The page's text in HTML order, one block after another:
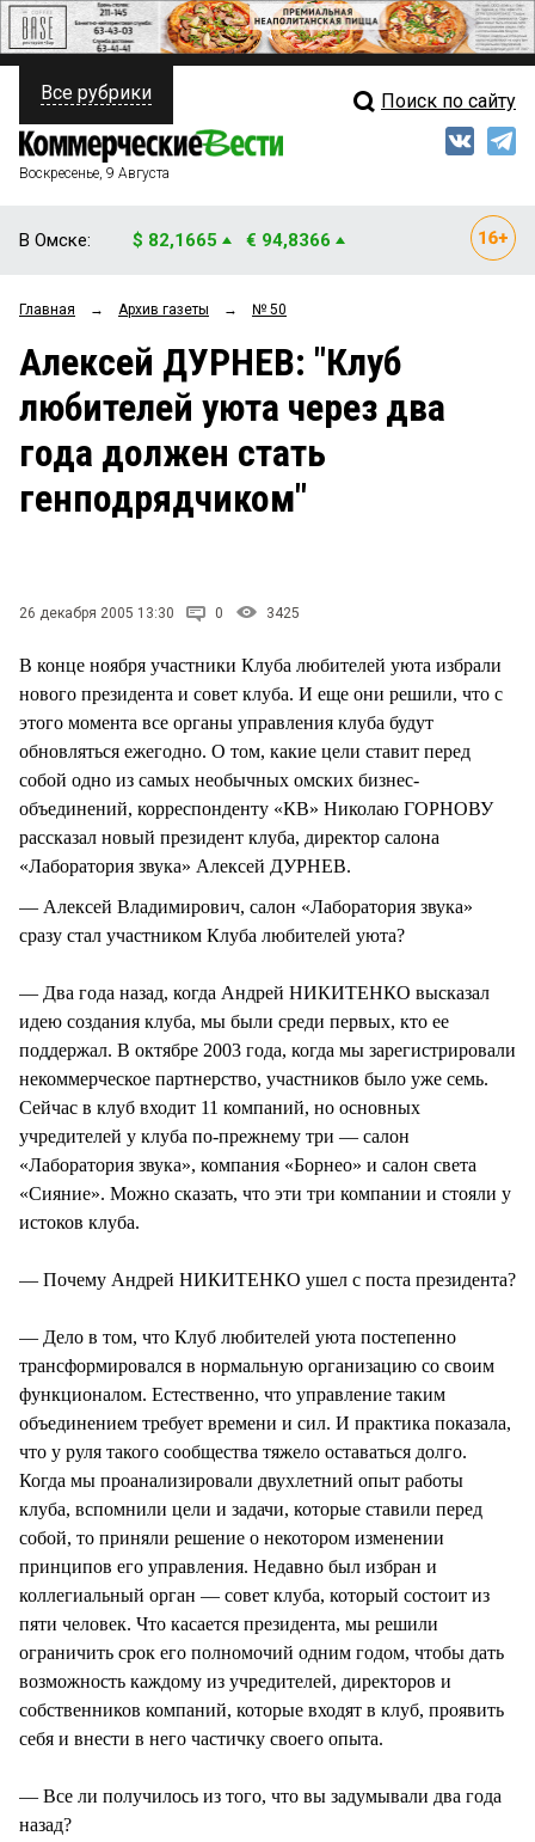
ПОЛИТИКА
ФИНАНСЫ
ОБЩЕСТВО
ЗАКОН
НОВОСТИ КОМПАНИЙ
Свежий выпуск
Рейтинги
Блоги
Архив
Все рубрики Поиск по сайту
Воскресенье, 9 Августа
В Омске: $ 82,1665 € 94,8366
Главная → Архив газеты → № 50
Алексей ДУРНЕВ: "Клуб
любителей уюта через два
года должен стать
генподрядчиком"
26 декабря 2005 13:30 0 3425
В конце ноября участники Клуба любителей уюта избрали
нового президента и совет клуба. И еще они решили, что с
этого момента все органы управления клуба будут
обновляться ежегодно. О том, какие цели ставит перед
собой одно из самых необычных омских бизнес-
объединений, корреспонденту «КВ» Николаю ГОРНОВУ
рассказал новый президент клуба, директор салона
«Лаборатория звука» Алексей ДУРНЕВ.
— Алексей Владимирович, салон «Лаборатория звука»
сразу стал участником Клуба любителей уюта?
— Два года назад, когда Андрей НИКИТЕНКО высказал
идею создания клуба, мы были среди первых, кто ее
поддержал. В октябре 2003 года, когда мы зарегистрировали
некоммерческое партнерство, участников было уже семь.
Сейчас в клуб входит 11 компаний, но основных
учредителей у клуба по-прежнему три — салон
«Лаборатория звука», компания «Борнео» и салон света
«Сияние». Можно сказать, что эти три компании и стояли у
истоков клуба.
— Почему Андрей НИКИТЕНКО ушел с поста президента?
— Дело в том, что Клуб любителей уюта постепенно
трансформировался в нормальную организацию со своим
функционалом. Естественно, что управление таким
объединением требует времени и сил. И практика показала,
что у руля такого сообщества тяжело оставаться долго.
Когда мы проанализировали двухлетний опыт работы
клуба, вспомнили цели и задачи, которые ставили перед
собой, то приняли решение о некотором изменении
принципов его управления. Недавно был избран и
коллегиальный орган — совет клуба, который состоит из
пяти человек. Что касается президента, мы решили
ограничить срок его полномочий одним годом, чтобы дать
возможность каждому из учредителей, директоров и
собственников компаний, которые входят в клуб, проявить
себя и внести в него частичку своего опыта.
— Все ли получилось из того, что вы задумывали два года
назад?